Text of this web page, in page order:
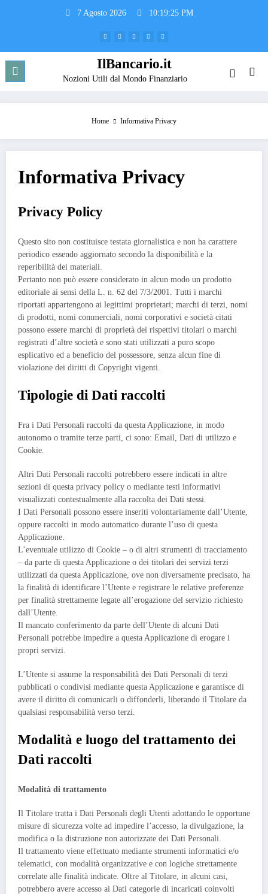
7 Agosto 2026 10:19:25 PM
IlBancario.it
Nozioni Utili dal Mondo Finanziario
Home Informativa Privacy
Informativa Privacy
Privacy Policy
Questo sito non costituisce testata giornalistica e non ha carattere
periodico essendo aggiornato secondo la disponibilità e la
reperibilità dei materiali.
Pertanto non può essere considerato in alcun modo un prodotto
editoriale ai sensi della L. n. 62 del 7/3/2001. Tutti i marchi
riportati appartengono ai legittimi proprietari; marchi di terzi, nomi
di prodotti, nomi commerciali, nomi corporativi e società citati
possono essere marchi di proprietà dei rispettivi titolari o marchi
registrati d’altre società e sono stati utilizzati a puro scopo
esplicativo ed a beneficio del possessore, senza alcun fine di
violazione dei diritti di Copyright vigenti.
Tipologie di Dati raccolti
Fra i Dati Personali raccolti da questa Applicazione, in modo
autonomo o tramite terze parti, ci sono: Email, Dati di utilizzo e
Cookie.
Altri Dati Personali raccolti potrebbero essere indicati in altre
sezioni di questa privacy policy o mediante testi informativi
visualizzati contestualmente alla raccolta dei Dati stessi.
I Dati Personali possono essere inseriti volontariamente dall’Utente,
oppure raccolti in modo automatico durante l’uso di questa
Applicazione.
L’eventuale utilizzo di Cookie – o di altri strumenti di tracciamento
– da parte di questa Applicazione o dei titolari dei servizi terzi
utilizzati da questa Applicazione, ove non diversamente precisato, ha
la finalità di identificare l’Utente e registrare le relative preferenze
per finalità strettamente legate all’erogazione del servizio richiesto
dall’Utente.
Il mancato conferimento da parte dell’Utente di alcuni Dati
Personali potrebbe impedire a questa Applicazione di erogare i
propri servizi.
L’Utente si assume la responsabilità dei Dati Personali di terzi
pubblicati o condivisi mediante questa Applicazione e garantisce di
avere il diritto di comunicarli o diffonderli, liberando il Titolare da
qualsiasi responsabilità verso terzi.
Modalità e luogo del trattamento dei
Dati raccolti
Modalità di trattamento
Il Titolare tratta i Dati Personali degli Utenti adottando le opportune
misure di sicurezza volte ad impedire l’accesso, la divulgazione, la
modifica o la distruzione non autorizzate dei Dati Personali.
Il trattamento viene effettuato mediante strumenti informatici e/o
telematici, con modalità organizzative e con logiche strettamente
correlate alle finalità indicate. Oltre al Titolare, in alcuni casi,
potrebbero avere accesso ai Dati categorie di incaricati coinvolti